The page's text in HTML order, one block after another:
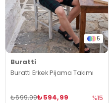
5
Buratti
Buratti Erkek Pijama Takımı
₺594,99
₺699,99 %15